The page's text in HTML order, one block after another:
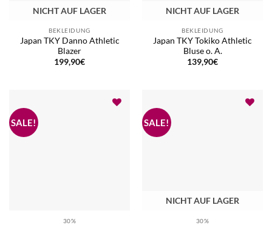
NICHT AUF LAGER
BEKLEIDUNG
Japan TKY Danno Athletic
Blazer
199,90€
NICHT AUF LAGER
BEKLEIDUNG
Japan TKY Tokiko Athletic
Bluse o. A.
139,90€
30%
NICHT AUF LAGER
30%